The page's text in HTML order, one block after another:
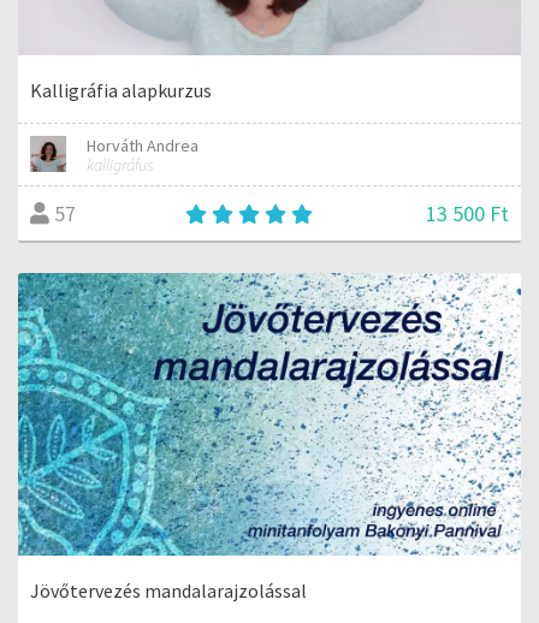
Kalligráfia alapkurzus
Horváth Andrea
kalligráfus
57 13 500 Ft
Jövőtervezés mandalarajzolással